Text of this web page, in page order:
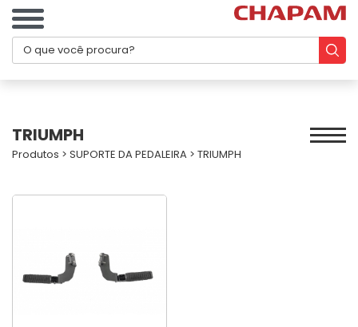
TRIUMPH
Produtos > SUPORTE DA PEDALEIRA > TRIUMPH